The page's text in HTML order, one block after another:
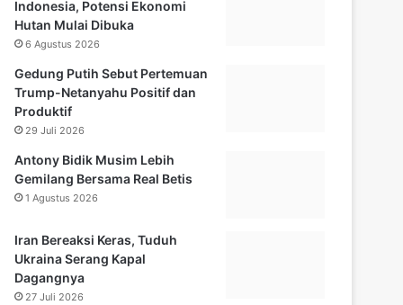
Indonesia, Potensi Ekonomi
Hutan Mulai Dibuka
6 Agustus 2026
Gedung Putih Sebut Pertemuan
Trump-Netanyahu Positif dan
Produktif
29 Juli 2026
Antony Bidik Musim Lebih
Gemilang Bersama Real Betis
1 Agustus 2026
Iran Bereaksi Keras, Tuduh
Ukraina Serang Kapal
Dagangnya
27 Juli 2026